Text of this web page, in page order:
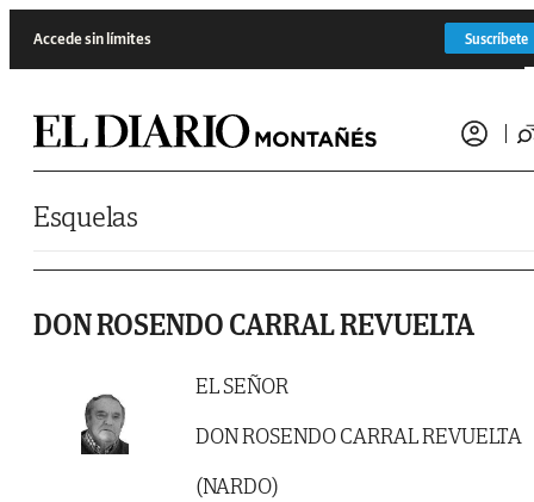
Accede sin límites Suscríbete
Esquelas
DON ROSENDO CARRAL REVUELTA
EL SEÑOR
DON ROSENDO CARRAL REVUELTA
(NARDO)